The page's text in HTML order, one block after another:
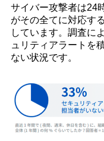
サイバー攻撃者は24
がその全てに対応す
しています。調査に
ュリティアラートを
ない状況です。